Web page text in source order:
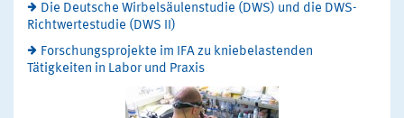
Die Deutsche Wirbelsäulenstudie (DWS) und die DWS-
Richtwertestudie (DWS II)
Forschungsprojekte im IFA zu kniebelastenden
Tätigkeiten in Labor und Praxis